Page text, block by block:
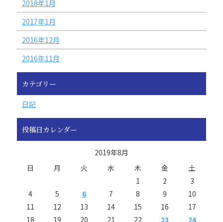
2018年1月
2017年1月
2016年12月
2016年11月
カテゴリー
日記
投稿日カレンダー
2019年8月
日
月 火 水 木 金 土
1 2
3
4
5 6 7 8 9
10
11
12 13 14 15 16
17
18
19 20 21 22 23
24